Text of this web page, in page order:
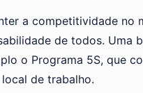
a competitividade
de todos.
o Programa 5S, que
de trabalho.